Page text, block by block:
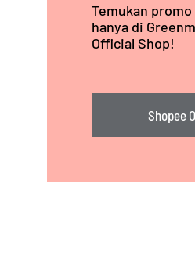
Temukan
hanya di
Official Shop!
Shopee